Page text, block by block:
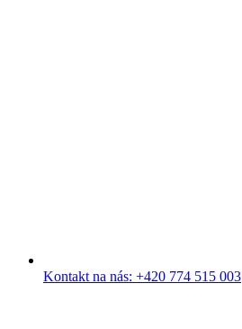
Kontakt na nás: +420 774 515 003